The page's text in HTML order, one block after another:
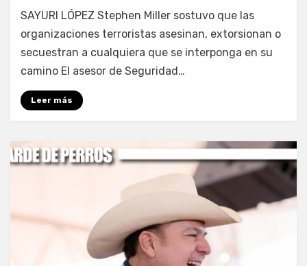
porFernando Miranda Servín
SAYURI LÓPEZ Stephen Miller sostuvo que las
organizaciones terroristas asesinan, extorsionan o
secuestran a cualquiera que se interponga en su
camino El asesor de Seguridad…
Leer más